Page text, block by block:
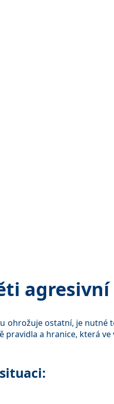
agresivní
ostatní, je nutné
pravidla a hranice, která ve